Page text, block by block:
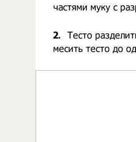
частями муку с
2. Тесто
месить тесто до